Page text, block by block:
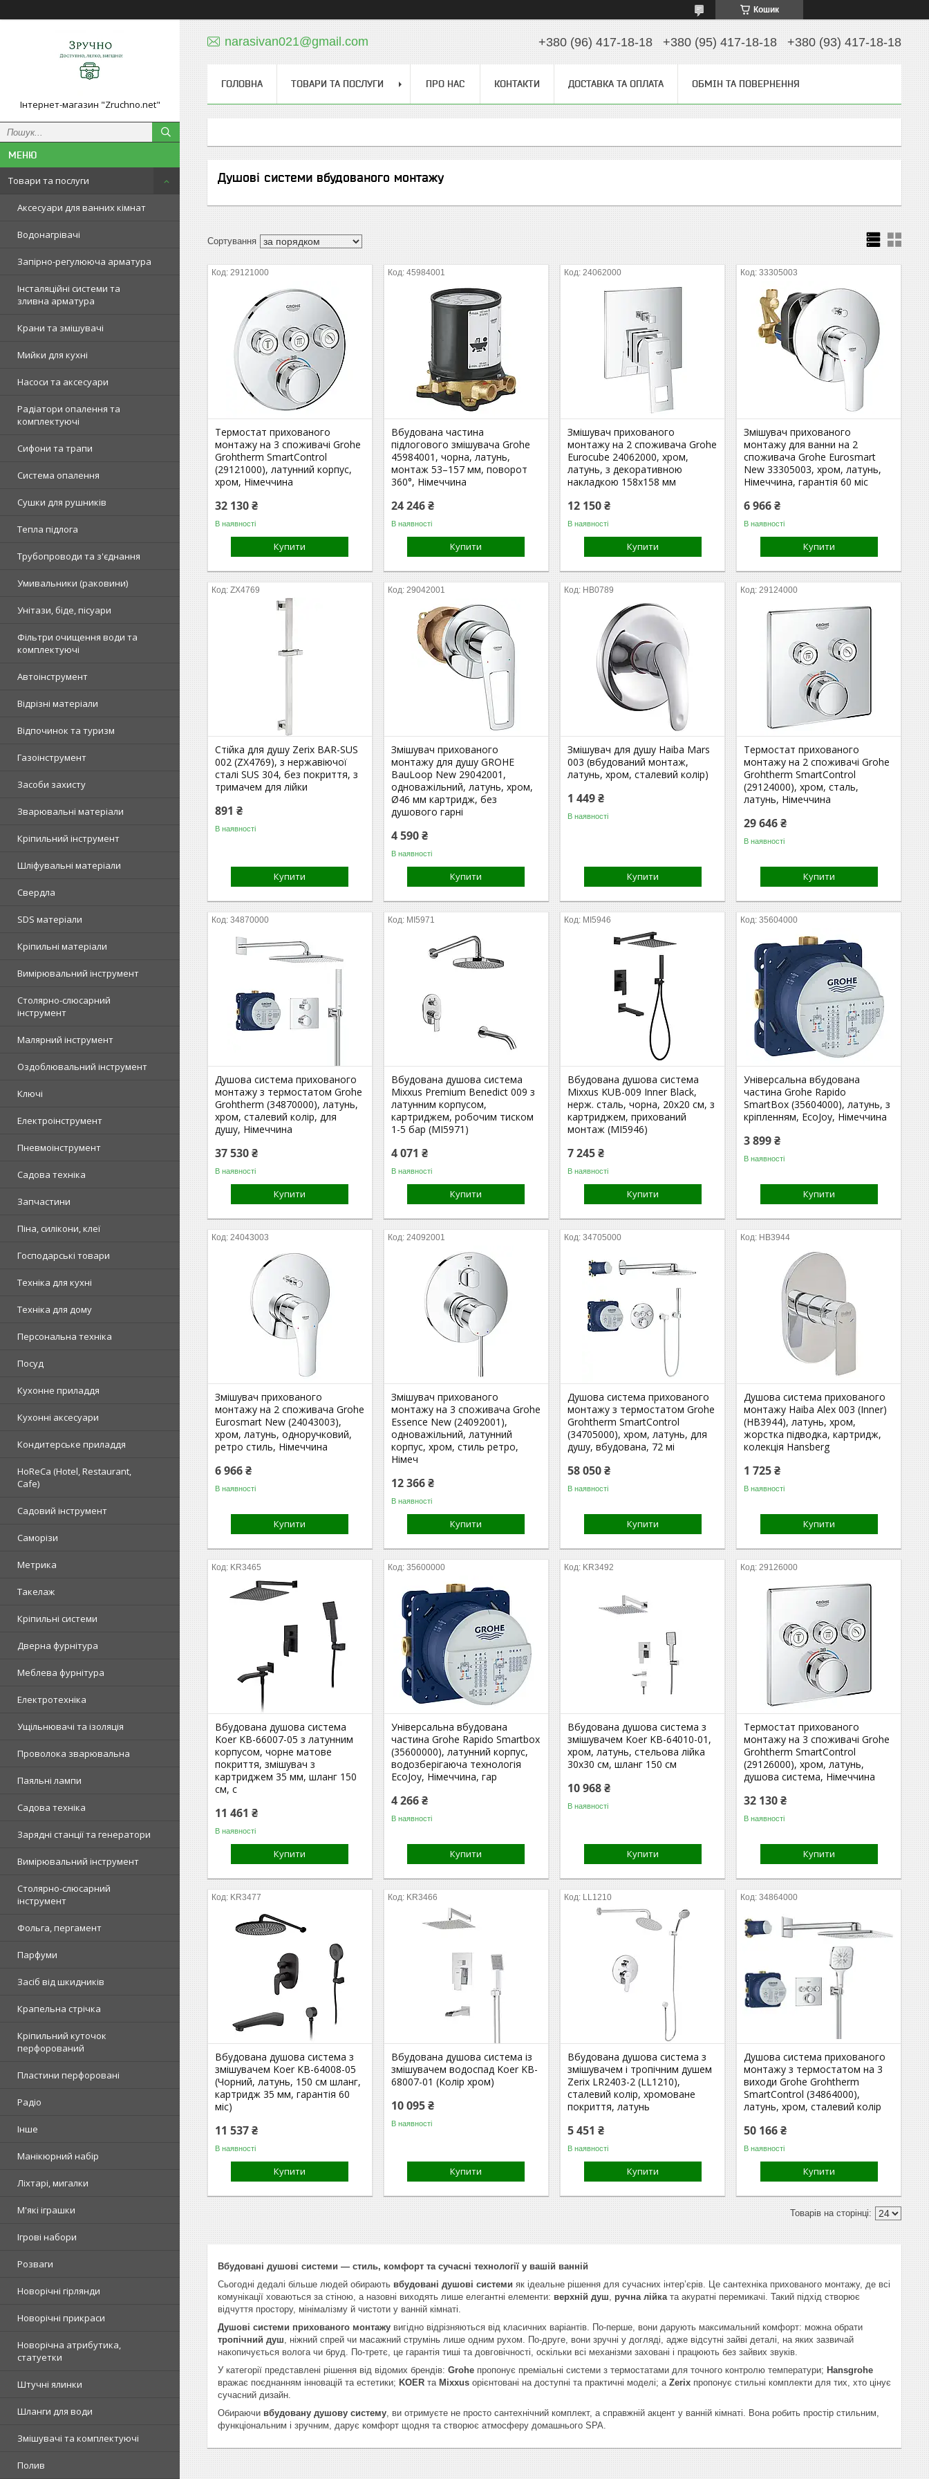
Кошик
Інтернет-магазин "Zruchno.net"
Товари та послуги
Аксесуари для ванних кімнат
Водонагрівачі
Запірно-регулююча арматура
Інсталяційні системи та
зливна арматура
Крани та змішувачі
Мийки для кухні
Насоси та аксесуари
Радіатори опалення та
комплектуючі
Сифони та трапи
Система опалення
Сушки для рушників
Тепла підлога
Трубопроводи та з'єднання
Умивальники (раковини)
Унітази, біде, пісуари
Фільтри очищення води та
комплектуючі
Автоінструмент
Відрізні матеріали
Відпочинок та туризм
Газоінструмент
Засоби захисту
Зварювальні матеріали
Кріпильний інструмент
Шліфувальні матеріали
Свердла
SDS матеріали
Кріпильні матеріали
Вимірювальний інструмент
Столярно-слюсарний
інструмент
Малярний інструмент
Оздоблювальний інструмент
Ключі
Електроінструмент
Пневмоінструмент
Садова техніка
Запчастини
Піна, силікони, клеї
Господарські товари
Техніка для кухні
Техніка для дому
Персональна техніка
Посуд
Кухонне приладдя
Кухонні аксесуари
Кондитерське приладдя
HoReCa (Hotel, Restaurant,
Cafe)
Садовий інструмент
Саморізи
Метрика
Такелаж
Кріпильні системи
Дверна фурнітура
Меблева фурнітура
Електротехніка
Ущільнювачі та ізоляція
Проволока зварювальна
Паяльні лампи
Садова техніка
Зарядні станції та генератори
Вимірювальний інструмент
Столярно-слюсарний
інструмент
Фольга, пергамент
Парфуми
Засіб від шкидників
Крапельна стрічка
Кріпильний куточок
перфорований
Пластини перфоровані
Радіо
Інше
Манікюрний набір
Ліхтарі, мигалки
М'які іграшки
Ігрові набори
Розваги
Новорічні гірлянди
Новорічні прикраси
Новорічна атрибутика,
статуетки
Штучні ялинки
Шланги для води
Змішувачі та комплектуючі
Полив
narasivan021@gmail.com +380 (96) 417-18-18 +380 (95) 417-18-18 +380 (93) 417-18-18
ГОЛОВНА ТОВАРИ ТА ПОСЛУГИ ПРО НАС КОНТАКТИ ДОСТАВКА ТА ОПЛАТА ОБМІН ТА ПОВЕРНЕННЯ
Душові системи вбудованого монтажу
29121000
Термостат прихованого
монтажу на 3 споживачі Grohe
Grohtherm SmartControl
(29121000), латунний корпус,
хром, Німеччина
32 130 ₴
В наявності
Купити
45984001
Вбудована частина
підлогового змішувача Grohe
45984001, чорна, латунь,
монтаж 53–157 мм, поворот
360°, Німеччина
24 246 ₴
В наявності
Купити
24062000
Змішувач прихованого
монтажу на 2 споживача Grohe
Eurocube 24062000, хром,
латунь, з декоративною
накладкою 158х158 мм
12 150 ₴
В наявності
Купити
33305003
Змішувач прихованого
монтажу для ванни на 2
споживача Grohe Eurosmart
New 33305003, хром, латунь,
Німеччина, гарантія 60 міс
6 966 ₴
В наявності
Купити
ZX4769
Стійка для душу Zerix BAR-SUS
002 (ZX4769), з нержавіючої
сталі SUS 304, без покриття, з
тримачем для лійки
891 ₴
В наявності
Купити
29042001
Змішувач прихованого
монтажу для душу GROHE
BauLoop New 29042001,
одноважільний, латунь, хром,
Ø46 мм картридж, без
душового гарні
4 590 ₴
В наявності
Купити
HB0789
Змішувач для душу Haiba Mars
003 (вбудований монтаж,
латунь, хром, сталевий колір)
1 449 ₴
В наявності
Купити
29124000
Термостат прихованого
монтажу на 2 споживачі Grohe
Grohtherm SmartControl
(29124000), хром, сталь,
латунь, Німеччина
29 646 ₴
В наявності
Купити
34870000
Душова система прихованого
монтажу з термостатом Grohe
Grohtherm (34870000), латунь,
хром, сталевий колір, для
душу, Німеччина
37 530 ₴
В наявності
Купити
MI5971
Вбудована душова система
Mixxus Premium Benedict 009 з
латунним корпусом,
картриджем, робочим тиском
1-5 бар (MI5971)
4 071 ₴
В наявності
Купити
MI5946
Вбудована душова система
Mixxus KUB-009 Inner Black,
нерж. сталь, чорна, 20х20 см, з
картриджем, прихований
монтаж (MI5946)
7 245 ₴
В наявності
Купити
35604000
Універсальна вбудована
частина Grohe Rapido
SmartBox (35604000), латунь, з
кріпленням, EcoJoy, Німеччина
3 899 ₴
В наявності
Купити
24043003
Змішувач прихованого
монтажу на 2 споживача Grohe
Eurosmart New (24043003),
хром, латунь, одноручковий,
ретро стиль, Німеччина
6 966 ₴
В наявності
Купити
24092001
Змішувач прихованого
монтажу на 3 споживача Grohe
Essence New (24092001),
одноважільний, латунний
корпус, хром, стиль ретро,
Німеч
12 366 ₴
В наявності
Купити
34705000
Душова система прихованого
монтажу з термостатом Grohe
Grohtherm SmartControl
(34705000), хром, латунь, для
душу, вбудована, 72 мі
58 050 ₴
В наявності
Купити
HB3944
Душова система прихованого
монтажу Haiba Alex 003 (Inner)
(HB3944), латунь, хром,
жорстка підводка, картридж,
колекція Hansberg
1 725 ₴
В наявності
Купити
KR3465
Вбудована душова система
Koer KB-66007-05 з латунним
корпусом, чорне матове
покриття, змішувач з
картриджем 35 мм, шланг 150
см, с
11 461 ₴
В наявності
Купити
35600000
Універсальна вбудована
частина Grohe Rapido Smartbox
(35600000), латунний корпус,
водозберігаюча технологія
EcoJoy, Німеччина, гар
4 266 ₴
В наявності
Купити
KR3492
Вбудована душова система з
змішувачем Koer KB-64010-01,
хром, латунь, стельова лійка
30х30 см, шланг 150 см
10 968 ₴
В наявності
Купити
29126000
Термостат прихованого
монтажу на 3 споживачі Grohe
Grohtherm SmartControl
(29126000), хром, латунь,
душова система, Німеччина
32 130 ₴
В наявності
Купити
KR3477
Вбудована душова система з
змішувачем Koer KB-64008-05
(Чорний, латунь, 150 см шланг,
картридж 35 мм, гарантія 60
міс)
11 537 ₴
В наявності
Купити
KR3466
Вбудована душова система із
змішувачем водоспад Koer KB-
68007-01 (Колір хром)
10 095 ₴
В наявності
Купити
LL1210
Вбудована душова система з
змішувачем і тропічним душем
Zerix LR2403-2 (LL1210),
сталевий колір, хромоване
покриття, латунь
5 451 ₴
В наявності
Купити
34864000
Душова система прихованого
монтажу з термостатом на 3
виходи Grohe Grohtherm
SmartControl (34864000),
латунь, хром, сталевий колір
50 166 ₴
В наявності
Купити
Вбудовані душові системи — стиль, комфорт та сучасні технології у вашій ванній
Сьогодні дедалі більше людей обирають вбудовані душові системи як ідеальне рішення для сучасних інтер’єрів. Це сантехніка прихованого монтажу, де всі
комунікації ховаються за стіною, а назовні виходять лише елегантні елементи: верхній душ, ручна лійката акуратні перемикачі. Такий підхід створює
відчуття простору, мінімалізму й чистоти у ванній кімнаті.
Душові системи прихованого монтажу вигідно відрізняються від класичних варіантів. По-перше, вони дарують максимальний комфорт: можна обрати
тропічний душ, ніжний спрей чи масажний струмінь лише одним рухом. По-друге, вони зручні у догляді, адже відсутні зайві деталі, на яких зазвичай
накопичується волога чи бруд. По-третє, це гарантія тиші та довговічності, оскільки всі механізми заховані і працюють без зайвих звуків.
У категорії представлені рішення від відомих брендів: Grohe пропонує преміальні системи з термостатами для точного контролю температури; Hansgrohe
вражає поєднанням інновацій та естетики; KOER та Mixxus орієнтовані на доступні та практичні моделі; а Zerix пропонує стильні комплекти для тих, хто цінує
сучасний дизайн.
Обираючи вбудовану душову систему, ви отримуєте не просто сантехнічний комплект, а справжній акцент у ванній кімнаті. Вона робить простір стильним,
функціональним і зручним, дарує комфорт щодня та створює атмосферу домашнього SPA.